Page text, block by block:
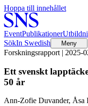
Hoppa till innehållet
EventPublikationer
SökIn Swedish Meny
Forskningsrapport | 2025-
Ett svenskt
50 år
Ann-Zofie Duvander, Åsa